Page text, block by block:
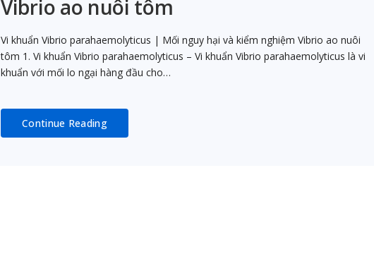
Vibrio ao nuôi tôm
Vi khuẩn Vibrio parahaemolyticus | Mối nguy hại và kiểm nghiệm Vibrio ao nuôi
tôm 1. Vi khuẩn Vibrio parahaemolyticus – Vi khuẩn Vibrio parahaemolyticus là vi
khuẩn với mối lo ngại hàng đầu cho…
Continue Reading